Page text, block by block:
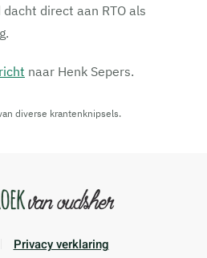
direct aan RTO als
naar Henk Sepers.
diverse krantenknipsels.
Privacy verklaring